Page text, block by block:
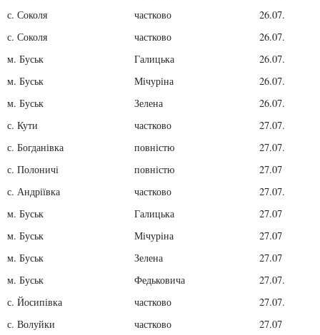
с. Соколя
частково
26.07.
с. Соколя
частково
26.07.
м. Буськ
Галицька
26.07.
м. Буськ
Мічуріна
26.07.
м. Буськ
Зелена
26.07.
с. Кути
частково
27.07.
с. Богданівка
повністю
27.07.
с. Полоничі
повністю
27.07
с. Андріївка
частково
27.07.
м. Буськ
Галицька
27.07
м. Буськ
Мічуріна
27.07
м. Буськ
Зелена
27.07
м. Буськ
Федьковича
27.07.
с. Йосипівка
частково
27.07.
с. Волуйки
частково
27.07